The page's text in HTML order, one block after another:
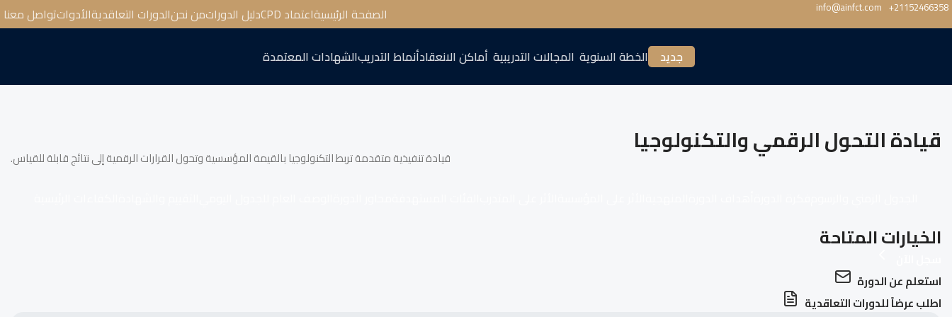
‎+21152466358
info@ainfct.com الصفحة الرئيسيةاعتماد CPD دليل الدوراتمن نحنالدورات التعاقديةالأدواتتواصل معنا
جديد
الخطة السنوية المجالات التدريبية أماكن الانعقادأنماط التدريبالشهادات المعتمدة
قيادة التحول الرقمي والتكنولوجيا قيادة تنفيذية متقدمة تربط التكنولوجيا بالقيمة المؤسسية وتحول القرارات الرقمية إلى نتائج قابلة للقياس.
الخيارات المتاحة
استعلم عن الدورة
اطلب عرضاً للدورات التعاقدية